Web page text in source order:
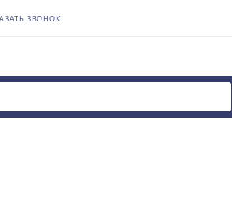
ЗВОНОК